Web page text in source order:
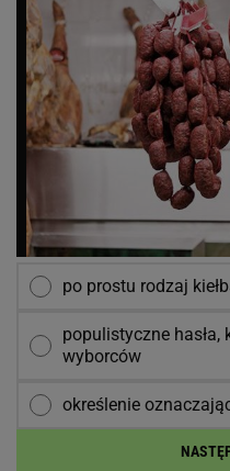
po prostu rodzaj
populistyczne
wyborców
określenie